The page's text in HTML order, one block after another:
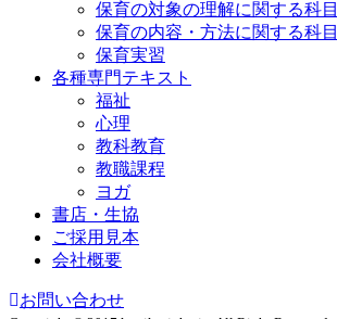
保育の対象の理解に関する科目
保育の内容・方法に関する科目
保育実習
各種専門テキスト
福祉
心理
教科教育
教職課程
ヨガ
書店・生協
ご採用見本
会社概要
お問い合わせ